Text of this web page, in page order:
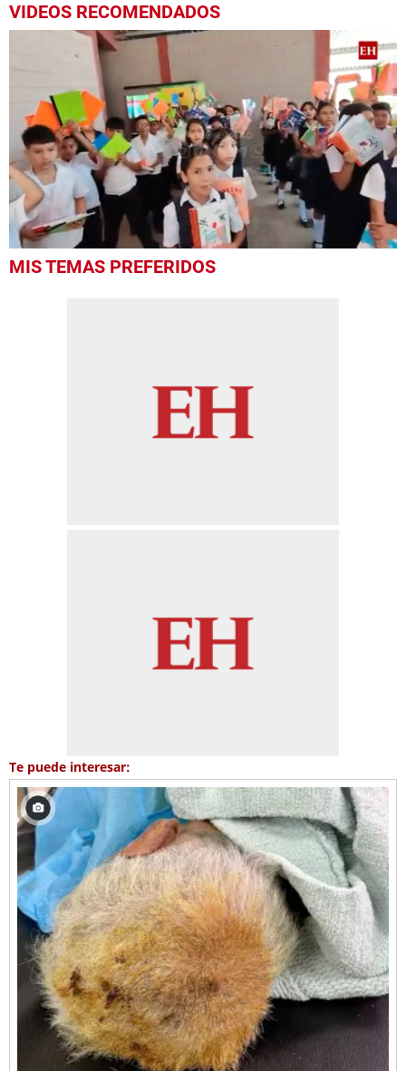
VIDEOS RECOMENDADOS
seconds
MIS TEMAS PREFERIDOS
Te puede interesar: